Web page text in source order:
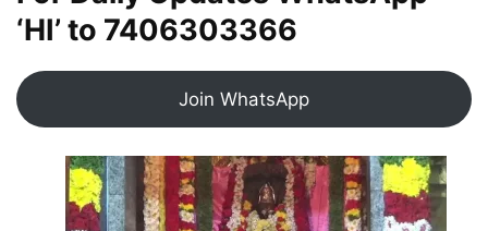
‘HI’ to 7406303366
Join WhatsApp